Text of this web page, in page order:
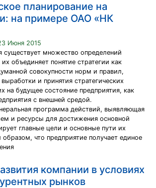
планирование на
на примере ОАО «НК
Июня 2015
существует множество определений
объединяет понятие стратегии как
совокупности норм и правил,
и принятия стратегических
на будущее состояние предприятия, как
с внешней средой.
программа действий, выявляющая
и ресурсы для достижения основной
главные цели и основные пути их
что предприятие получает единое
компании в условиях
рынков